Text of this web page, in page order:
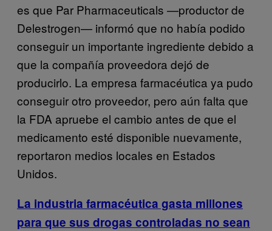
es que Par Pharmaceuticals —productor de
Delestrogen— informó que no había podido
conseguir un importante ingrediente debido a
que la compañía proveedora dejó de
producirlo. La empresa farmacéutica ya pudo
conseguir otro proveedor, pero aún falta que
la FDA apruebe el cambio antes de que el
medicamento esté disponible nuevamente,
reportaron medios locales en Estados
Unidos.
La industria farmacéutica gasta millones
para que sus drogas controladas no sean